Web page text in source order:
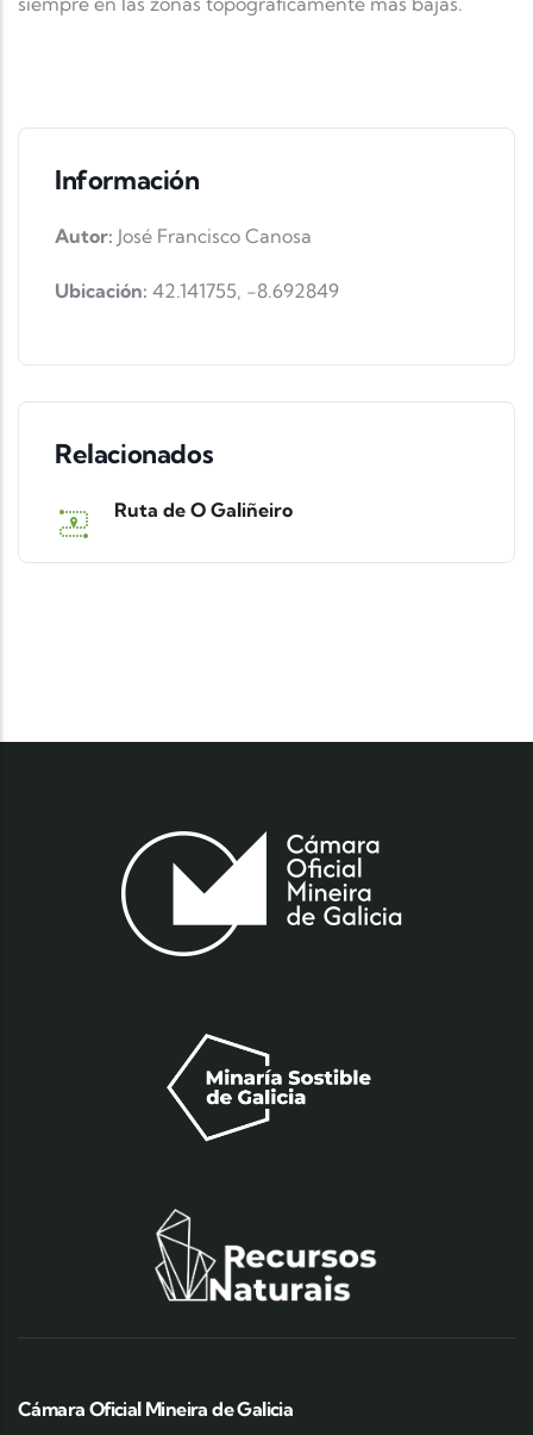
Información
Autor: José Francisco Canosa
Ubicación: 42.141755, -8.692849
Relacionados
Ruta de O Galiñeiro
Cámara Oficial Mineira de Galicia